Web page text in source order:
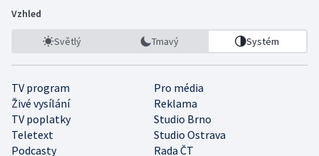
Vzhled
Světlý Tmavý Systém
TV program
Pro média
Živé vysílání
Reklama
TV poplatky
Studio Brno
Teletext
Studio Ostrava
Podcasty
Rada ČT